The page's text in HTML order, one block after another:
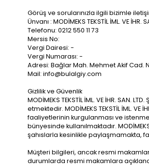
Görüş ve sorularınızla ilgili bizimle
Ünvanı : MODİMEKS TEKSTİL İML. VE İHR.
Telefonu: 0212 550 11 73
Mersis No:
Vergi Dairesi: -
Vergi Numarası: -
Adresi: Bağlar Mah. Mehmet Akif Cad.
Mail: info@bulalgiy.com
Gizlilik ve Güvenlik
MODİMEKS TEKSTİL İML. VE İHR.
etmektedir. MODİMEKS TEKSTİL İML.
faaliyetlerinin kurgulanması ve
bünyesinde kullanılmaktadır.
şahıslarla kesinlikle paylaşmamakta,
Müşteri bilgileri, ancak resmi
durumlarda resmi makamlara